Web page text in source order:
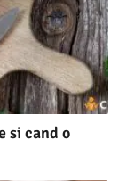
si cand o